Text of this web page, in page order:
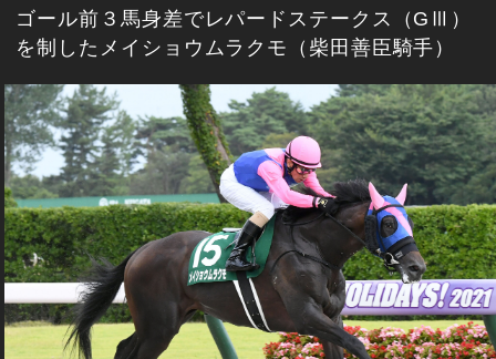
ゴール前３馬身差でレパードステークス（GⅢ）
を制したメイショウムラクモ（柴田善臣騎手）